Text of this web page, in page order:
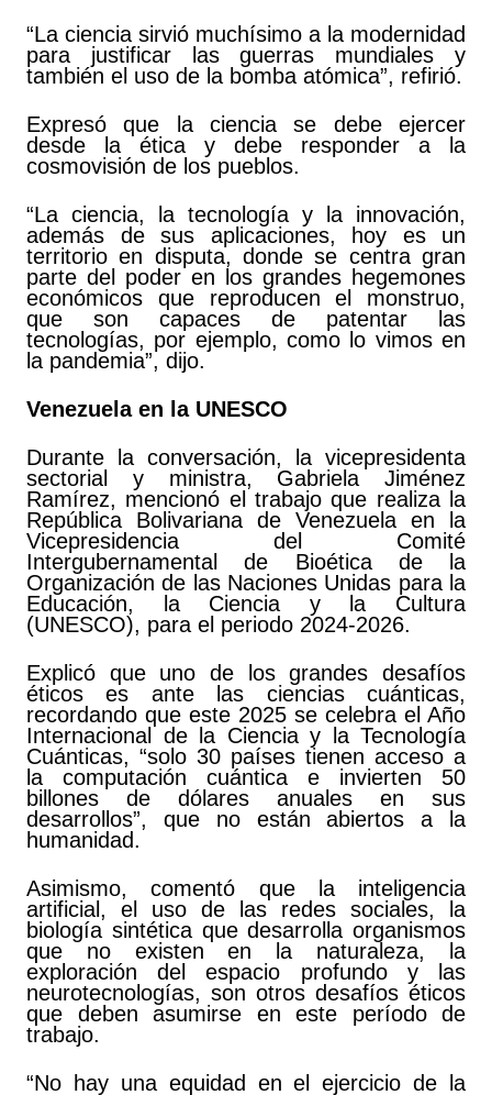
“La ciencia sirvió muchísimo a la modernidad
para justificar las guerras mundiales y
también el uso de la bomba atómica”, refirió.
Expresó que la ciencia se debe ejercer
desde la ética y debe responder a la
cosmovisión de los pueblos.
“La ciencia, la tecnología y la innovación,
además de sus aplicaciones, hoy es un
territorio en disputa, donde se centra gran
parte del poder en los grandes hegemones
económicos que reproducen el monstruo,
que son capaces de patentar las
tecnologías, por ejemplo, como lo vimos en
la pandemia”, dijo.
Venezuela en la UNESCO
Durante la conversación, la vicepresidenta
sectorial y ministra, Gabriela Jiménez
Ramírez, mencionó el trabajo que realiza la
República Bolivariana de Venezuela en la
Vicepresidencia del Comité
Intergubernamental de Bioética de la
Organización de las Naciones Unidas para la
Educación, la Ciencia y la Cultura
(UNESCO), para el periodo 2024-2026.
Explicó que uno de los grandes desafíos
éticos es ante las ciencias cuánticas,
recordando que este 2025 se celebra el Año
Internacional de la Ciencia y la Tecnología
Cuánticas, “solo 30 países tienen acceso a
la computación cuántica e invierten 50
billones de dólares anuales en sus
desarrollos”, que no están abiertos a la
humanidad.
Asimismo, comentó que la inteligencia
artificial, el uso de las redes sociales, la
biología sintética que desarrolla organismos
que no existen en la naturaleza, la
exploración del espacio profundo y las
neurotecnologías, son otros desafíos éticos
que deben asumirse en este período de
trabajo.
“No hay una equidad en el ejercicio de la